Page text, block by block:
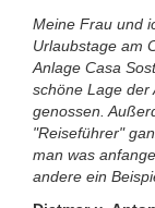
Meine Frau und
Urlaubstage am
Anlage Casa
schöne Lage der
genossen.
"Reiseführer"
man was
andere ein